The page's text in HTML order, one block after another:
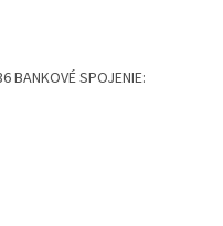
BANKOVÉ SPOJENIE: